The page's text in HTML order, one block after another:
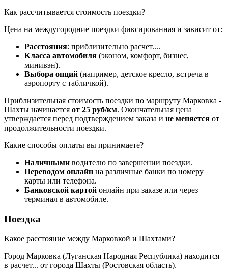
Как рассчитывается стоимость поездки?
Цена на междугородние поездки фиксированная и зависит от:
Расстояния: приблизительно расчет....
Класса автомобиля (эконом, комфорт, бизнес,
минивэн).
Выбора опций (например, детское кресло, встреча в
аэропорту с табличкой).
Приблизительная стоимость поездки по маршруту Марковка -
Шахты начинается от 25 руб/км. Окончательная цена
утверждается перед подтверждением заказа и не меняется от
продолжительности поездки.
Какие способы оплаты вы принимаете?
Наличными водителю по завершении поездки.
Переводом онлайн на различные банки по номеру
карты или телефона.
Банковской картой онлайн при заказе или через
терминал в автомобиле.
Поездка
Какое расстояние между Марковкой и Шахтами?
Город Марковка (Луганская Народная Республика) находится
в расчет... от города Шахты (Ростовская область).